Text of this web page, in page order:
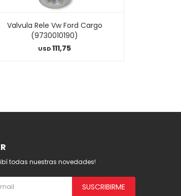
Valvula Rele Vw Ford Cargo
(9730010190)
USD111,75
todas nuestras novedades!
SUSCRIBIRME